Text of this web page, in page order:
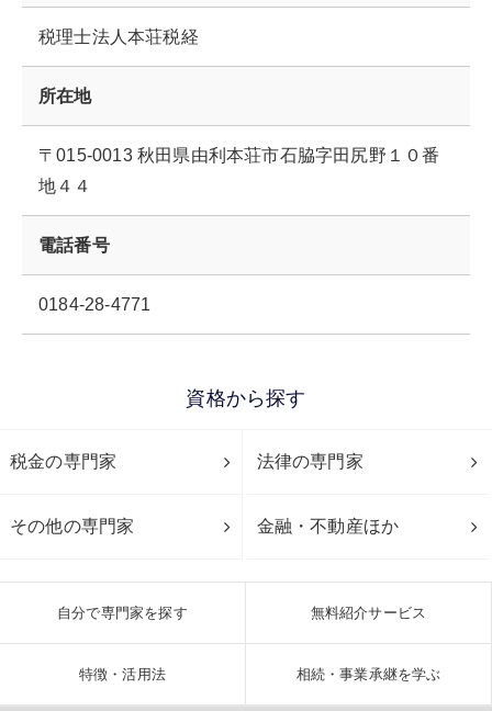
税理士法人本荘税経
所在地
〒015-0013 秋田県由利本荘市石脇字田尻野１０番
地４４
電話番号
0184-28-4771
資格から探す
税金の専門家 法律の専門家
その他の専門家 金融・不動産ほか
自分で専門家を探す 無料紹介サービス
特徴・活用法 相続・事業承継を学ぶ